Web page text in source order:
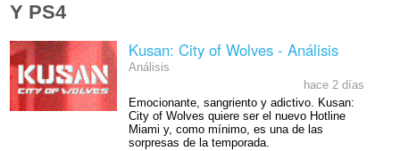
Y PS4
Kusan: City of Wolves - Análisis
Análisis
hace 2 días
Emocionante, sangriento y adictivo. Kusan:
City of Wolves quiere ser el nuevo Hotline
Miami y, como mínimo, es una de las
sorpresas de la temporada.